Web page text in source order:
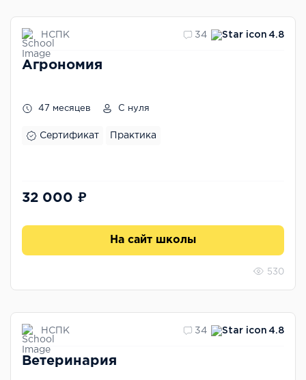
НСПК 34 4.8
Агрономия
47 месяцев С нуля
Сертификат Практика
32 000 ₽
На сайт школы
530
НСПК 34 4.8
Ветеринария